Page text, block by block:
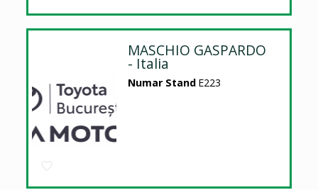
MASCHIO GASPARDO
- Italia
Numar Stand E223